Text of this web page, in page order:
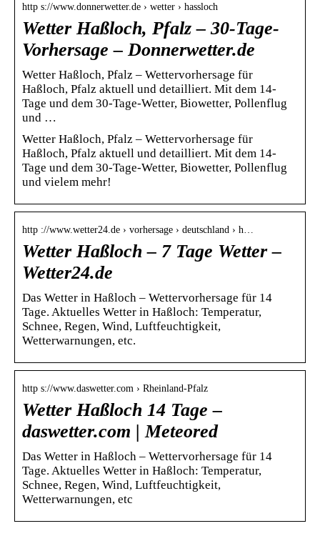
http s://www.donnerwetter.de › wetter › hassloch
Wetter Haßloch, Pfalz – 30-Tage-
Vorhersage – Donnerwetter.de
Wetter Haßloch, Pfalz – Wettervorhersage für
Haßloch, Pfalz aktuell und detailliert. Mit dem 14-
Tage und dem 30-Tage-Wetter, Biowetter, Pollenflug
und …
Wetter Haßloch, Pfalz – Wettervorhersage für
Haßloch, Pfalz aktuell und detailliert. Mit dem 14-
Tage und dem 30-Tage-Wetter, Biowetter, Pollenflug
und vielem mehr!
http ://www.wetter24.de › vorhersage › deutschland › h…
Wetter Haßloch – 7 Tage Wetter –
Wetter24.de
Das Wetter in Haßloch – Wettervorhersage für 14
Tage. Aktuelles Wetter in Haßloch: Temperatur,
Schnee, Regen, Wind, Luftfeuchtigkeit,
Wetterwarnungen, etc.
http s://www.daswetter.com › Rheinland-Pfalz
Wetter Haßloch 14 Tage –
daswetter.com | Meteored
Das Wetter in Haßloch – Wettervorhersage für 14
Tage. Aktuelles Wetter in Haßloch: Temperatur,
Schnee, Regen, Wind, Luftfeuchtigkeit,
Wetterwarnungen, etc